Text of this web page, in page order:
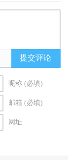
提交评论
昵称 (必填)
邮箱 (必填)
网址